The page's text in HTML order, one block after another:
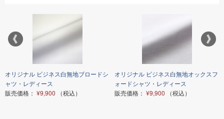
オリジナル ビジネス白無地ブロードシ
ャツ・レディース
販売価格： ¥9,900 （税込）
オリジナル ビジネス白無地オックスフ
ォードシャツ・レディース
販売価格： ¥9,900 （税込）